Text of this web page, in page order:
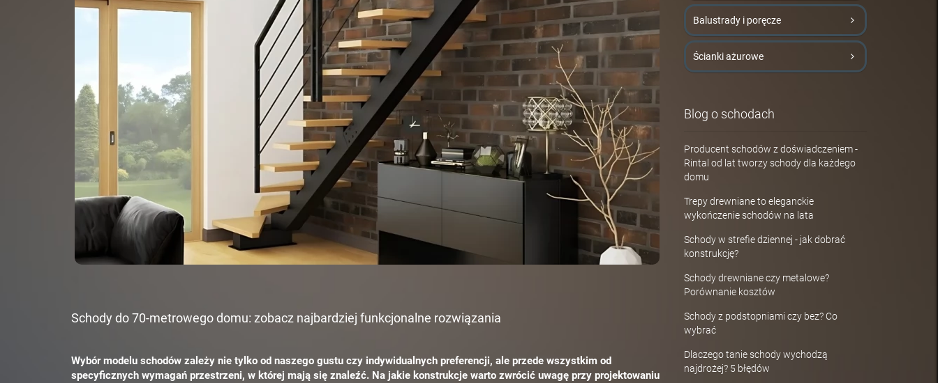
Schody do 70-metrowego domu: zobacz najbardziej funkcjonalne rozwiązania
Wybór modelu schodów zależy nie tylko od naszego gustu czy indywidualnych preferencji, ale przede wszystkim od
specyficznych wymagań przestrzeni, w której mają się znaleźć. Na jakie konstrukcje warto zwrócić uwagę przy projektowaniu
Balustrady i poręcze
Ścianki ażurowe
Blog o schodach
Producent schodów z doświadczeniem -
Rintal od lat tworzy schody dla każdego
domu
Trepy drewniane to eleganckie
wykończenie schodów na lata
Schody w strefie dziennej - jak dobrać
konstrukcję?
Schody drewniane czy metalowe?
Porównanie kosztów
Schody z podstopniami czy bez? Co
wybrać
Dlaczego tanie schody wychodzą
najdrożej? 5 błędów